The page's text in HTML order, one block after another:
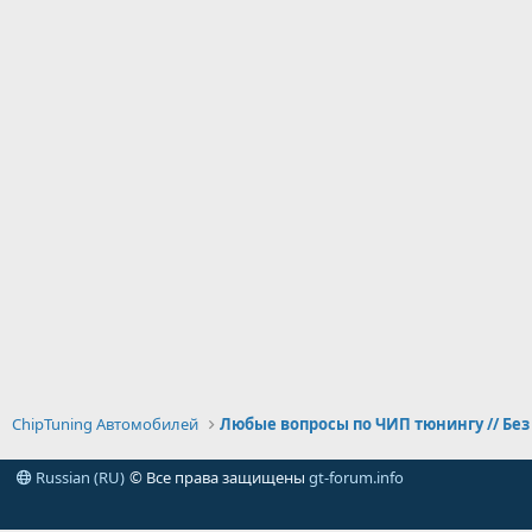
ChipTuning Автомобилей
Russian (RU) © Все права защищены gt-forum.info